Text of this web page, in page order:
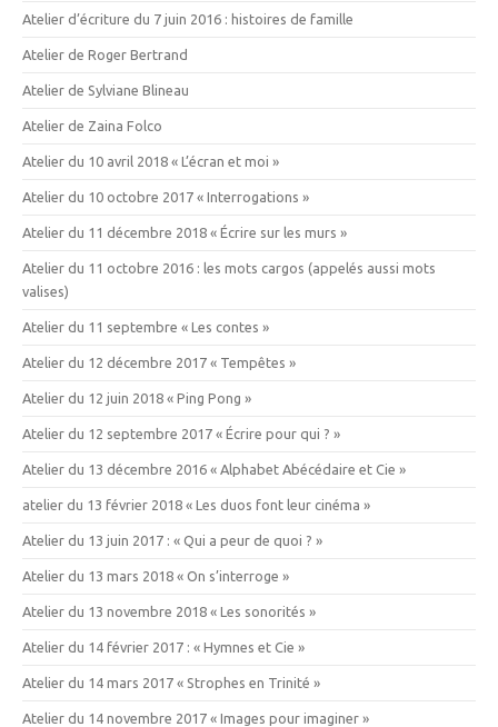
Atelier d’écriture du 7 juin 2016 : histoires de famille
Atelier de Roger Bertrand
Atelier de Sylviane Blineau
Atelier de Zaina Folco
Atelier du 10 avril 2018 « L’écran et moi »
Atelier du 10 octobre 2017 « Interrogations »
Atelier du 11 décembre 2018 « Écrire sur les murs »
Atelier du 11 octobre 2016 : les mots cargos (appelés aussi mots
valises)
Atelier du 11 septembre « Les contes »
Atelier du 12 décembre 2017 « Tempêtes »
Atelier du 12 juin 2018 « Ping Pong »
Atelier du 12 septembre 2017 « Écrire pour qui ? »
Atelier du 13 décembre 2016 « Alphabet Abécédaire et Cie »
atelier du 13 février 2018 « Les duos font leur cinéma »
Atelier du 13 juin 2017 : « Qui a peur de quoi ? »
Atelier du 13 mars 2018 « On s’interroge »
Atelier du 13 novembre 2018 « Les sonorités »
Atelier du 14 février 2017 : « Hymnes et Cie »
Atelier du 14 mars 2017 « Strophes en Trinité »
Atelier du 14 novembre 2017 « Images pour imaginer »